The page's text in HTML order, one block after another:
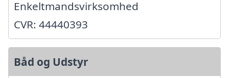
Enkeltmandsvirksomhed
CVR: 44440393
Båd og Udstyr